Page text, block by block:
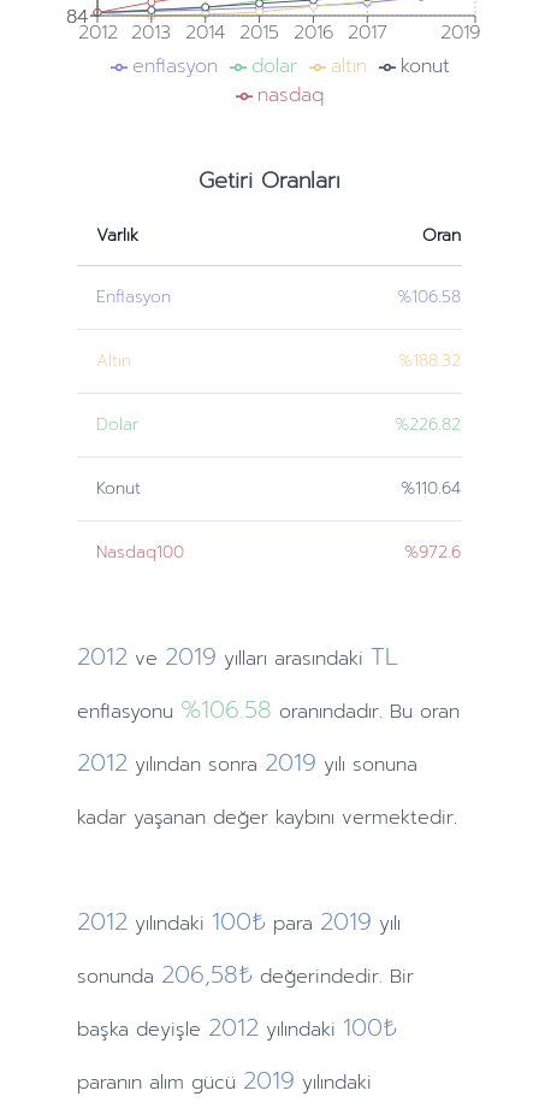
2012 2013 2014 2015 2016 2017 2019
84
84
enflasyon dolar altın
konut
nasdaq
Getiri Oranları
Varlık Oran
Enflasyon %106.58
Altın %188.32
Dolar %226.82
Konut %110.64
Nasdaq100 %972.6
2012 ve 2019 yılları arasındaki TL
enflasyonu %106.58 oranındadır. Bu oran
2012 yılındansonra 2019 yılı sonuna
kadar yaşanan değer kaybını vermektedir.
2012 yılındaki 100₺ para 2019 yılı
sonunda 206,58₺ değerindedir. Bir
başka deyişle 2012 yılındaki 100₺
paranın alım gücü 2019 yılındaki